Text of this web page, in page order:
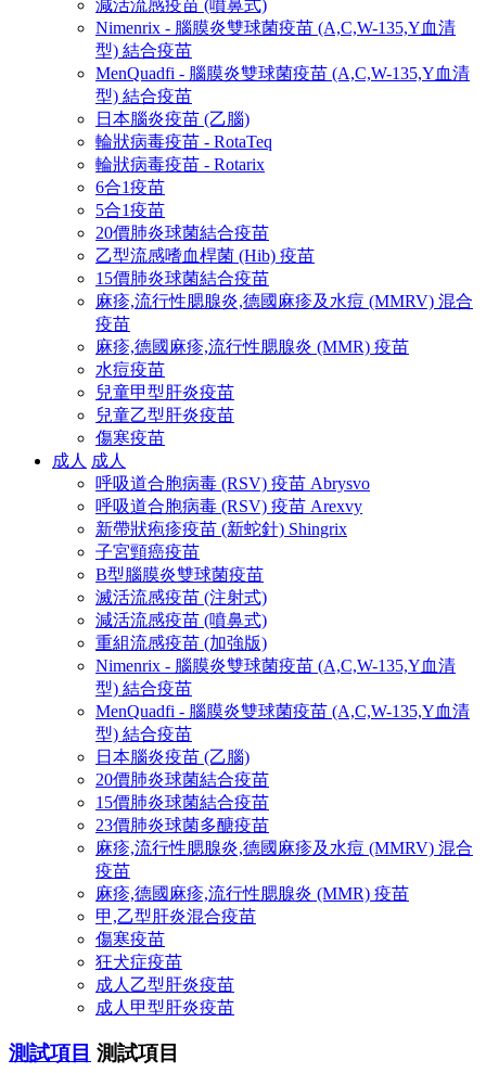
減活流感疫苗 (噴鼻式)
Nimenrix - 腦膜炎雙球菌疫苗 (A,C,W-135,Y血清
型) 結合疫苗
MenQuadfi - 腦膜炎雙球菌疫苗 (A,C,W-135,Y血清
型) 結合疫苗
日本腦炎疫苗 (乙腦)
輪狀病毒疫苗 - RotaTeq
輪狀病毒疫苗 - Rotarix
6合1疫苗
5合1疫苗
20價肺炎球菌結合疫苗
乙型流感嗜血桿菌 (Hib) 疫苗
15價肺炎球菌結合疫苗
麻疹,流行性腮腺炎,德國麻疹及水痘 (MMRV) 混合
疫苗
麻疹,德國麻疹,流行性腮腺炎 (MMR) 疫苗
水痘疫苗
兒童甲型肝炎疫苗
兒童乙型肝炎疫苗
傷寒疫苗
成人 成人
呼吸道合胞病毒 (RSV) 疫苗 Abrysvo
呼吸道合胞病毒 (RSV) 疫苗 Arexvy
新帶狀疱疹疫苗 (新蛇針) Shingrix
子宮頸癌疫苗
B型腦膜炎雙球菌疫苗
滅活流感疫苗 (注射式)
減活流感疫苗 (噴鼻式)
重組流感疫苗 (加強版)
Nimenrix - 腦膜炎雙球菌疫苗 (A,C,W-135,Y血清
型) 結合疫苗
MenQuadfi - 腦膜炎雙球菌疫苗 (A,C,W-135,Y血清
型) 結合疫苗
日本腦炎疫苗 (乙腦)
20價肺炎球菌結合疫苗
15價肺炎球菌結合疫苗
23價肺炎球菌多醣疫苗
麻疹,流行性腮腺炎,德國麻疹及水痘 (MMRV) 混合
疫苗
麻疹,德國麻疹,流行性腮腺炎 (MMR) 疫苗
甲,乙型肝炎混合疫苗
傷寒疫苗
狂犬症疫苗
成人乙型肝炎疫苗
成人甲型肝炎疫苗
測試項目 測試項目